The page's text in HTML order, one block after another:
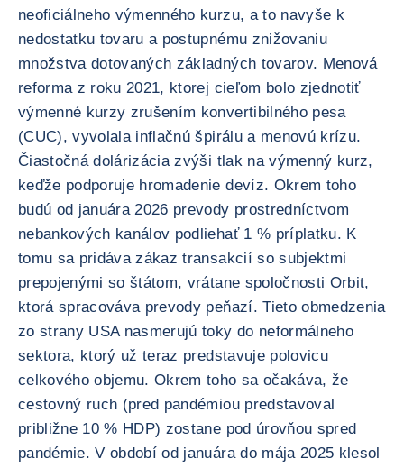
neoficiálneho výmenného kurzu, a to navyše k
nedostatku tovaru a postupnému znižovaniu
množstva dotovaných základných tovarov. Menová
reforma z roku 2021, ktorej cieľom bolo zjednotiť
výmenné kurzy zrušením konvertibilného pesa
(CUC), vyvolala inflačnú špirálu a menovú krízu.
Čiastočná dolárizácia zvýši tlak na výmenný kurz,
keďže podporuje hromadenie devíz. Okrem toho
budú od januára 2026 prevody prostredníctvom
nebankových kanálov podliehať 1 % príplatku. K
tomu sa pridáva zákaz transakcií so subjektmi
prepojenými so štátom, vrátane spoločnosti Orbit,
ktorá spracováva prevody peňazí. Tieto obmedzenia
zo strany USA nasmerujú toky do neformálneho
sektora, ktorý už teraz predstavuje polovicu
celkového objemu. Okrem toho sa očakáva, že
cestovný ruch (pred pandémiou predstavoval
približne 10 % HDP) zostane pod úrovňou spred
pandémie. V období od januára do mája 2025 klesol